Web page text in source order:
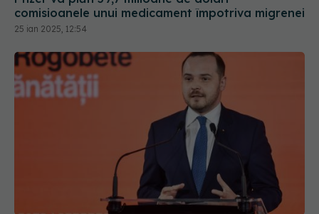
comisioanele unui medicament împotriva migrenei
25 ian 2025, 12:54